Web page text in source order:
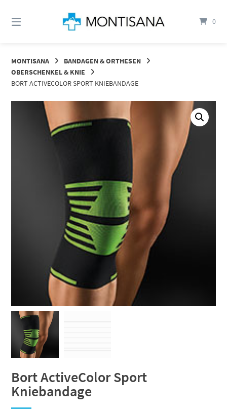
zum
0
MONTISANA
BANDAGEN & ORTHESEN
OBERSCHENKEL & KNIE
BORT ACTIVECOLOR SPORT KNIEBANDAGE
Bort ActiveColor Sport
Kniebandage